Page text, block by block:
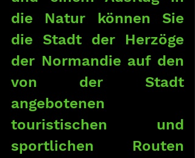
die Natur können Sie
die Stadt der Herzöge
der Normandie auf den
von der Stadt
angebotenen
touristischen und
sportlichen Routen